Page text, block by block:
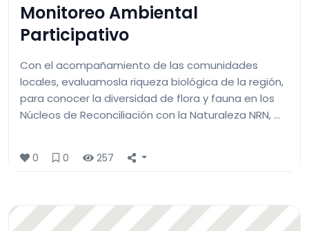
Monitoreo Ambiental
Participativo
Con el acompañamiento de las comunidades
locales, evaluamosla riqueza biológica de la región,
para conocer la diversidad de flora y fauna en los
Núcleos de Reconciliación con la Naturaleza NRN, …
0 0 257